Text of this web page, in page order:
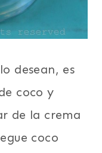
desean, es
coco y
de la crema
coco